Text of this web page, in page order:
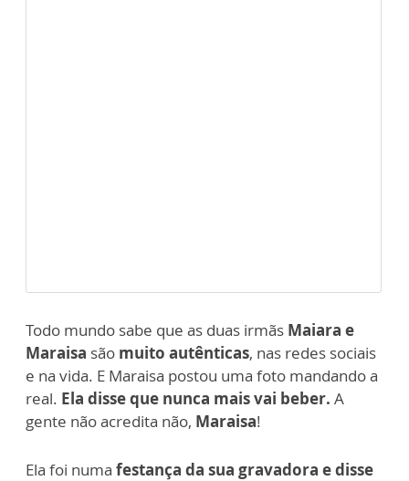
Todo mundo sabe que as duas irmãs Maiara e
Maraisa são muito autênticas, nas redes sociais
e na vida. E Maraisa postou uma foto mandando a
real. Ela disse que nunca mais vai beber. A
gente não acredita não, Maraisa!
Ela foi numa festança da sua gravadora e disse